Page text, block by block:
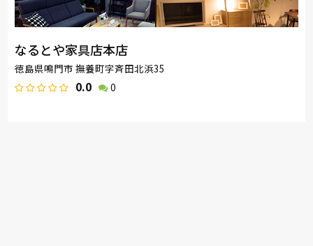
なるとや家具店本店
徳島県鳴門市 撫養町字斉田北浜35
0.0 0